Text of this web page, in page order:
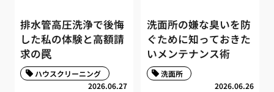
排水管高圧洗浄で後悔
した私の体験と高額請
求の罠
2026.06.27
ハウスクリーニング
洗面所の嫌な臭いを防
ぐために知っておきた
いメンテナンス術
2026.06.26
洗面所